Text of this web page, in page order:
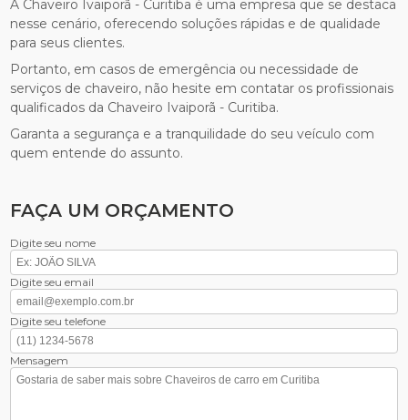
A Chaveiro Ivaiporã - Curitiba é uma empresa que se destaca
nesse cenário, oferecendo soluções rápidas e de qualidade
para seus clientes.
Portanto, em casos de emergência ou necessidade de
serviços de chaveiro, não hesite em contatar os profissionais
qualificados da Chaveiro Ivaiporã - Curitiba.
Garanta a segurança e a tranquilidade do seu veículo com
quem entende do assunto.
FAÇA UM ORÇAMENTO
Digite seu nome
Digite seu email
Digite seu telefone
Mensagem